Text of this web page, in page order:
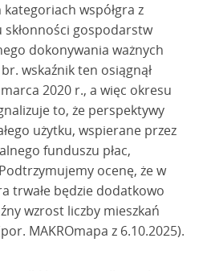
współgra z
gospodarstw
dokonywania ważnych
wskaźnik ten osiągnął
2020 r., a więc okresu
to, że perspektywy
użytku, wspierane przez
funduszu płac,
ocenę, że w
trwałe będzie dodatkowo
wzrost liczby mieszkań
MAKROmapa z 6.10.2025).